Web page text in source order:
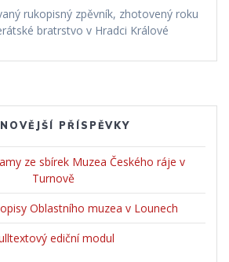
rukopisný zpěvník, zhotovený roku
bratrstvo v Hradci Králové
PŘÍSPĚVKY
ze sbírek Muzea Českého ráje v
Turnově
Oblastního muzea v Lounech
ediční modul